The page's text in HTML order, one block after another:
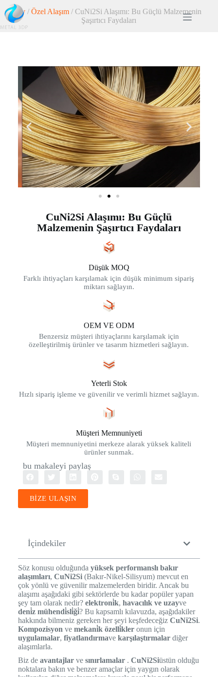
Ev/ Özel Alaşım/ CuNi2Si Alaşımı: Bu Güçlü Malzemenin
Şaşırtıcı Faydaları
CuNi2Si Alaşımı: Bu Güçlü
Malzemenin Şaşırtıcı Faydaları
Düşük MOQ
Farklı ihtiyaçları karşılamak için düşük minimum sipariş
miktarı sağlayın.
OEM VE ODM
Benzersiz müşteri ihtiyaçlarını karşılamak için
özelleştirilmiş ürünler ve tasarım hizmetleri sağlayın.
Yeterli Stok
Hızlı sipariş işleme ve güvenilir ve verimli hizmet sağlayın.
Müşteri Memnuniyeti
Müşteri memnuniyetini merkeze alarak yüksek kaliteli
ürünler sunmak.
bu makaleyi paylaş
BİZE ULAŞIN
İçindekiler
Söz konusu olduğunda yüksek performanslı bakır
alaşımları, CuNi2Si(Bakır-Nikel-Silisyum) mevcut en
çok yönlü ve güvenilir malzemelerden biridir. Ancak bu
alaşımı aşağıdaki gibi sektörlerde bu kadar popüler yapan
şey tam olarak nedir? elektroni̇k, havacılık ve uzayve
deni̇z mühendi̇sli̇ği̇? Bu kapsamlı kılavuzda, aşağıdakiler
hakkında bilmeniz gereken her şeyi keşfedeceğiz CuNi2Si.
Kompozisyon ve mekani̇k özelli̇kleronun için
uygulamalar, fiyatlandırmave karşılaştırmalardiğer
alaşımlarla.
Biz de avantajlarve sınırlamalar. CuNi2Siüstün olduğu
noktalara bakın ve benzer amaçlar için yaygın olarak